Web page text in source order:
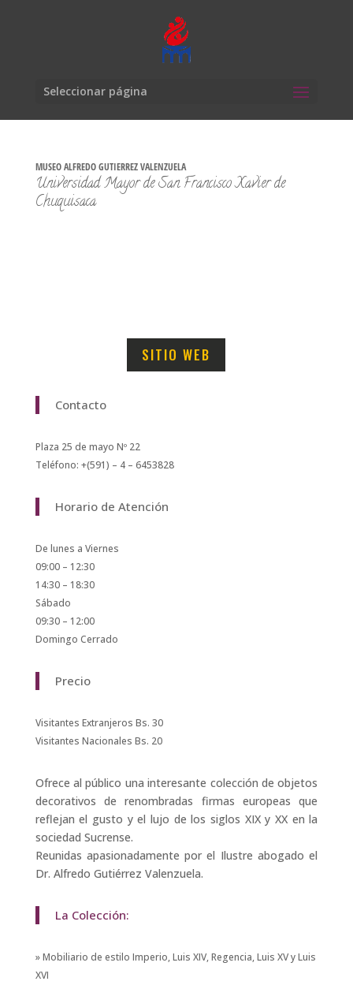
Seleccionar página
MUSEO ALFREDO GUTIERREZ VALENZUELA
Universidad Mayor de San Francisco Xavier de
Chuquisaca
SITIO WEB
Contacto
Plaza 25 de mayo Nº 22
Teléfono: +(591) – 4 – 6453828
Horario de Atención
De lunes a Viernes
09:00 – 12:30
14:30 – 18:30
Sábado
09:30 – 12:00
Domingo Cerrado
Precio
Visitantes Extranjeros Bs. 30
Visitantes Nacionales Bs. 20
Ofrece al público una interesante colección de objetos
decorativos de renombradas firmas europeas que
reflejan el gusto y el lujo de los siglos XIX y XX en la
sociedad Sucrense.
Reunidas apasionadamente por el Ilustre abogado el
Dr. Alfredo Gutiérrez Valenzuela.
La Colección:
» Mobiliario de estilo Imperio, Luis XIV, Regencia, Luis XV y Luis
XVI